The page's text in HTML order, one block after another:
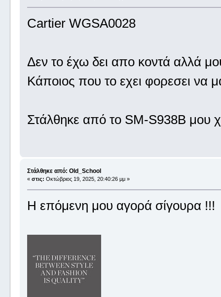
Cartier WGSA0028
Δεν το έχω δει απο κοντά αλλά
Κάποιος που το εχει φορεσει να
Στάλθηκε από το SM-S938B μου
Στάλθηκε από: Old_School
« στις: Οκτώβριος 19, 2025, 20:40:26 μμ »
Η επόμενη μου αγορά σίγουρα !!!